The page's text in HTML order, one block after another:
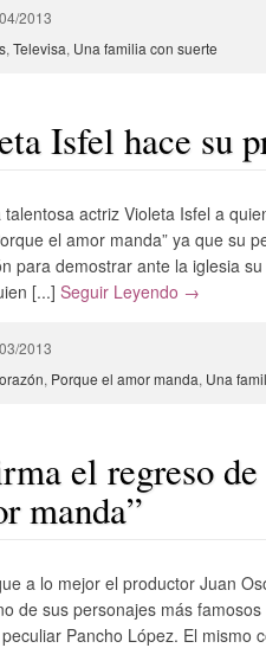
2013
, Televisa, Una familia con suerte
Isfel hace su
actriz Violeta Isfel a
el amor manda” ya que su
para demostrar ante la iglesia
[...]Seguir Leyendo →
2013
, Porque el amor manda, Una
el regreso
manda”
a lo mejor el productor Juan
de sus personajes más
Pancho López. El mismo